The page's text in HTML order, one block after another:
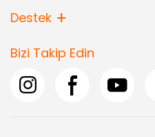
Destek
Bizi Takip Edin